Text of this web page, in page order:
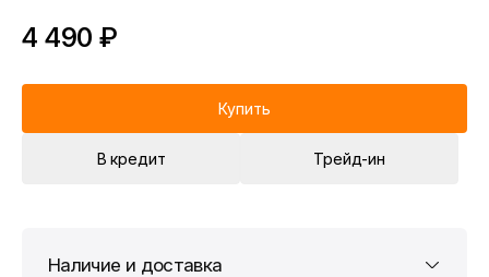
4 490 ₽
Купить
В кредит Трейд-ин
Наличие и доставка